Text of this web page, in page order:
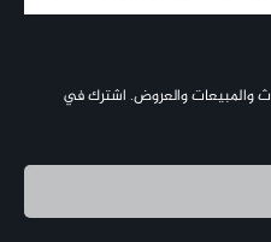
والمبيعات والعروض. اشترك في